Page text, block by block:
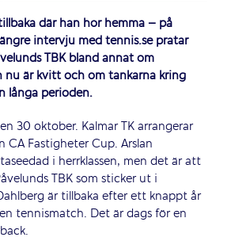
där han hör hemma – på
intervju med tennis.se pratar
TBK bland annat om
nu är kvitt och om tankarna kring
långa perioden.
30 oktober. Kalmar TK arrangerar
Fastigheter Cup. Arslan
i herrklassen, men det är att
TBK som sticker ut i
är tillbaka efter ett knappt år
tennismatch. Det är dags för en